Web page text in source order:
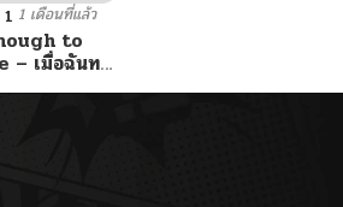
1 เดือนที่แล้ว
to
– เมื่อฉันทะ
ลูกสาวสนม